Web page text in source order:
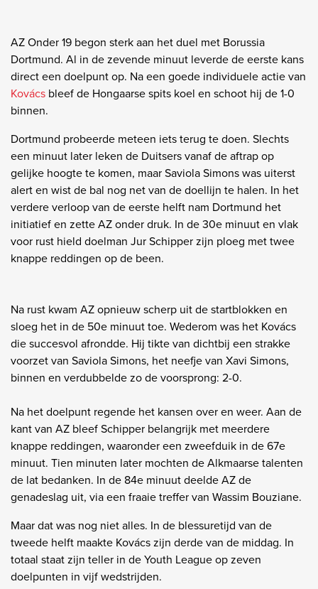
AZ Onder 19 begon sterk aan het duel met Borussia
Dortmund. Al in de zevende minuut leverde de eerste kans
direct een doelpunt op. Na een goede individuele actie van
Kovács bleef de Hongaarse spits koel en schoot hij de 1-0
binnen.
Dortmund probeerde meteen iets terug te doen. Slechts
een minuut later leken de Duitsers vanaf de aftrap op
gelijke hoogte te komen, maar Saviola Simons was uiterst
alert en wist de bal nog net van de doellijn te halen. In het
verdere verloop van de eerste helft nam Dortmund het
initiatief en zette AZ onder druk. In de 30e minuut en vlak
voor rust hield doelman Jur Schipper zijn ploeg met twee
knappe reddingen op de been.
Na rust kwam AZ opnieuw scherp uit de startblokken en
sloeg het in de 50e minuut toe. Wederom was het Kovács
die succesvol afrondde. Hij tikte van dichtbij een strakke
voorzet van Saviola Simons, het neefje van Xavi Simons,
binnen en verdubbelde zo de voorsprong: 2-0.
Na het doelpunt regende het kansen over en weer. Aan de
kant van AZ bleef Schipper belangrijk met meerdere
knappe reddingen, waaronder een zweefduik in de 67e
minuut. Tien minuten later mochten de Alkmaarse talenten
de lat bedanken. In de 84e minuut deelde AZ de
genadeslag uit, via een fraaie treffer van Wassim Bouziane.
Maar dat was nog niet alles. In de blessuretijd van de
tweede helft maakte Kovács zijn derde van de middag. In
totaal staat zijn teller in de Youth League op zeven
doelpunten in vijf wedstrijden.